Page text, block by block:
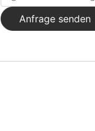
Anfrage senden